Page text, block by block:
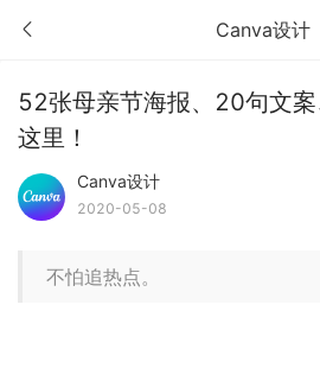
Canva设计
52张母亲节海报、20句文
这里！
Canva设计
2020-05-08
不怕追热点。